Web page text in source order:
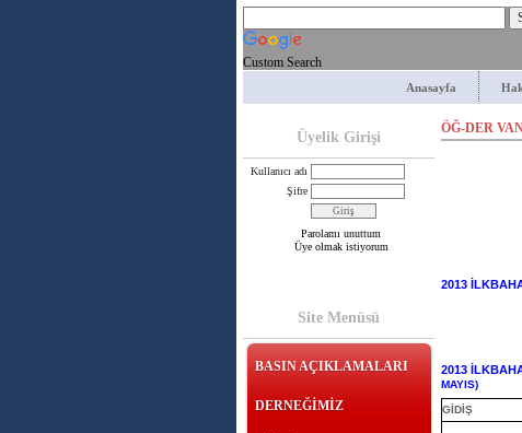
Custom Search
Anasayfa
Üyelik Girişi
Kullanıcı adı
Şifre
Parolamı unuttum
Üye olmak istiyorum
Site Menüsü
BASIN AÇIKLAMALARI
DERNEĞİMİZ
ÖĞ-DER
2013
2013
MAYIS)
GİDİŞ